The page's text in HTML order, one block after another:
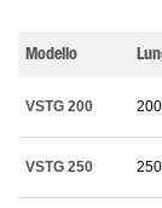
Modello
VSTG 200
VSTG 250